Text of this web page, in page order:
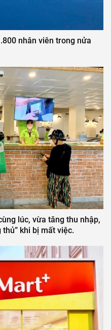
nhân viên trong nửa
lúc, vừa tăng thu nhập,
thủ” khi bị mất việc.